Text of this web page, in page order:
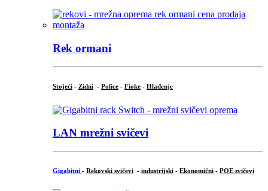
Rek ormani
Stojeći - Zidni - Police - Fioke - Hlađenje
LAN mrežni svičevi
Gigabitni - Rekovski svičevi - industrijski - Ekonomični - POE svičevi